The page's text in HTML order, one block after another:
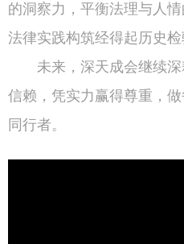
的洞察力，平衡法理与人
法律实践构筑经得起历史检
未来，深天成会继续
信赖，凭实力赢得尊重，
同行者。